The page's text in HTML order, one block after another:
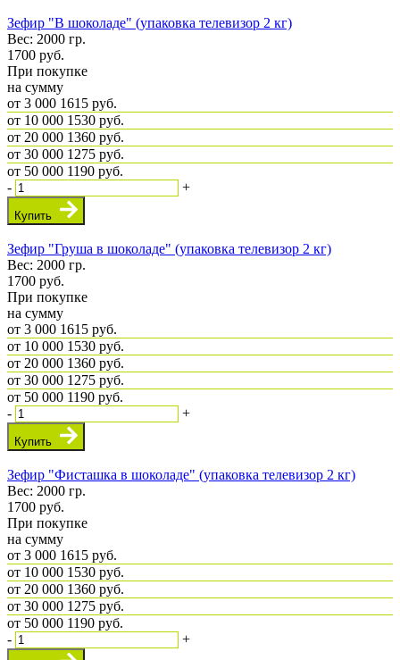
Зефир "В шоколаде" (упаковка телевизор 2 кг)
Вес: 2000 гр.
1700 руб.
При покупке
на сумму
от 3 000 1615 руб.
от 10 000 1530 руб.
от 20 000 1360 руб.
от 30 000 1275 руб.
от 50 000 1190 руб.
-
+
Купить
Зефир "Груша в шоколаде" (упаковка телевизор 2 кг)
Вес: 2000 гр.
1700 руб.
При покупке
на сумму
от 3 000 1615 руб.
от 10 000 1530 руб.
от 20 000 1360 руб.
от 30 000 1275 руб.
от 50 000 1190 руб.
-
+
Купить
Зефир "Фисташка в шоколаде" (упаковка телевизор 2 кг)
Вес: 2000 гр.
1700 руб.
При покупке
на сумму
от 3 000 1615 руб.
от 10 000 1530 руб.
от 20 000 1360 руб.
от 30 000 1275 руб.
от 50 000 1190 руб.
-
+